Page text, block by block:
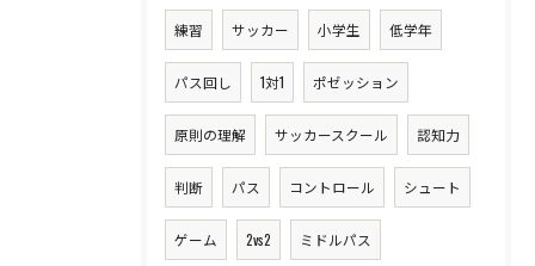
練習 サッカー 小学生 低学年
パス回し 1対1 ポゼッション
原則の理解 サッカースクール 認知力
判断 パス コントロール シュート
ゲーム 2vs2 ミドルパス